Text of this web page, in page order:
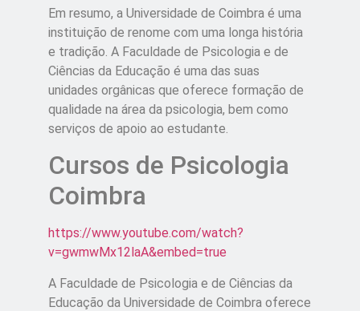
Em resumo, a Universidade de Coimbra é uma
instituição de renome com uma longa história
e tradição. A Faculdade de Psicologia e de
Ciências da Educação é uma das suas
unidades orgânicas que oferece formação de
qualidade na área da psicologia, bem como
serviços de apoio ao estudante.
Cursos de Psicologia
Coimbra
https://www.youtube.com/watch?
v=gwmwMx12laA&embed=true
A Faculdade de Psicologia e de Ciências da
Educação da Universidade de Coimbra oferece